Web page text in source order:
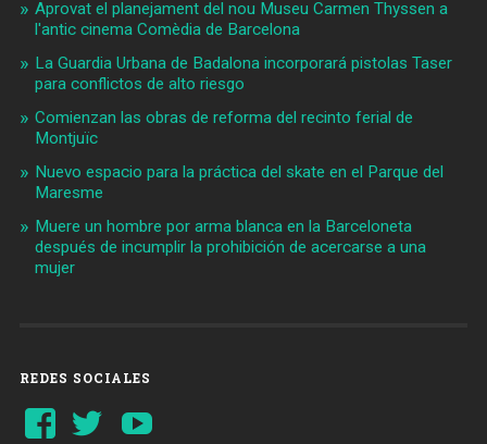
Aprovat el planejament del nou Museu Carmen Thyssen a
l'antic cinema Comèdia de Barcelona
La Guardia Urbana de Badalona incorporará pistolas Taser
para conflictos de alto riesgo
Comienzan las obras de reforma del recinto ferial de
Montjuïc
Nuevo espacio para la práctica del skate en el Parque del
Maresme
Muere un hombre por arma blanca en la Barceloneta
después de incumplir la prohibición de acercarse a una
mujer
REDES SOCIALES
Ver
perfil
Ver
perfil